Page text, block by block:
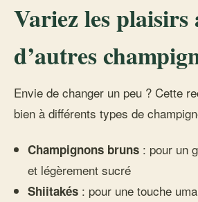
Variez les plaisirs
d’autres
Envie de changer un peu ? Cette
bien à différents types de
Champignons bruns : pour un
et légèrement sucré
Shiitakés : pour une touche